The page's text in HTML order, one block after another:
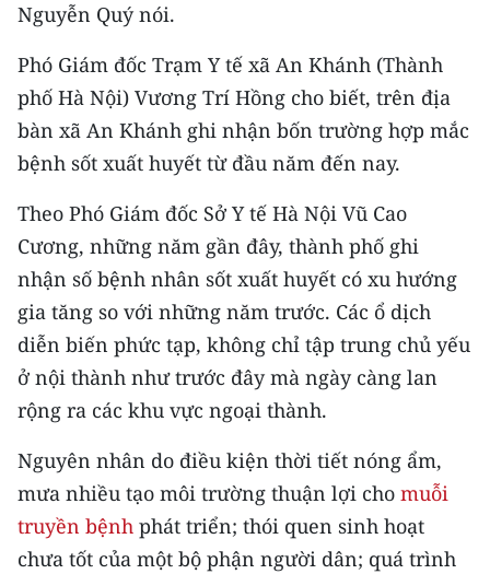
Media Y tế
Media Khoa học - Công nghệ
Media Môi trường
Ảnh
Infographic
TIN MỚI
TIN ĐỊA PHƯƠNG
Trung du và miền núi phía Bắc
Đồng bằng sông Hồng
Bắc Trung Bộ
Duyên hải Nam Trung Bộ và Tây
Nguyên
Nguyễn Quý nói.
Phó Giám đốc Trạm Y tế xã An Khánh (Thành
phố Hà Nội) Vương Trí Hồng cho biết, trên địa
bàn xã An Khánh ghi nhận bốn trường hợp mắc
bệnh sốt xuất huyết từ đầu năm đến nay.
Theo Phó Giám đốc Sở Y tế Hà Nội Vũ Cao
Cương, những năm gần đây, thành phố ghi
nhận số bệnh nhân sốt xuất huyết có xu hướng
gia tăng so với những năm trước. Các ổ dịch
diễn biến phức tạp, không chỉ tập trung chủ yếu
ở nội thành như trước đây mà ngày càng lan
rộng ra các khu vực ngoại thành.
Nguyên nhân do điều kiện thời tiết nóng ẩm,
mưa nhiều tạo môi trường thuận lợi cho muỗi
truyền bệnh phát triển; thói quen sinh hoạt
chưa tốt của một bộ phận người dân; quá trình